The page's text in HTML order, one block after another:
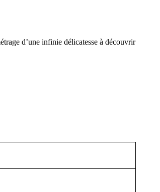
d’une infinie délicatesse à découvrir